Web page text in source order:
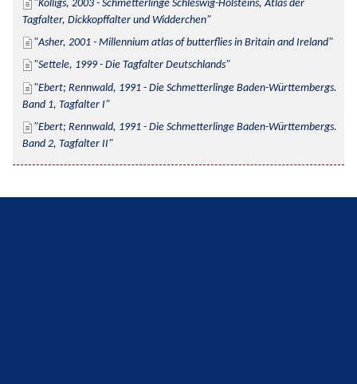
Kolligs, 2003 - Schmetterlinge Schleswig-Holsteins, Atlas der
Tagfalter, Dickkopffalter und Widderchen
Asher, 2001 - Millennium atlas of butterflies in Britain and Ireland
Settele, 1999 - Die Tagfalter Deutschlands
Ebert; Rennwald, 1991 - Die Schmetterlinge Baden-Württembergs.
Band 1, Tagfalter I
Ebert; Rennwald, 1991 - Die Schmetterlinge Baden-Württembergs.
Band 2, Tagfalter II